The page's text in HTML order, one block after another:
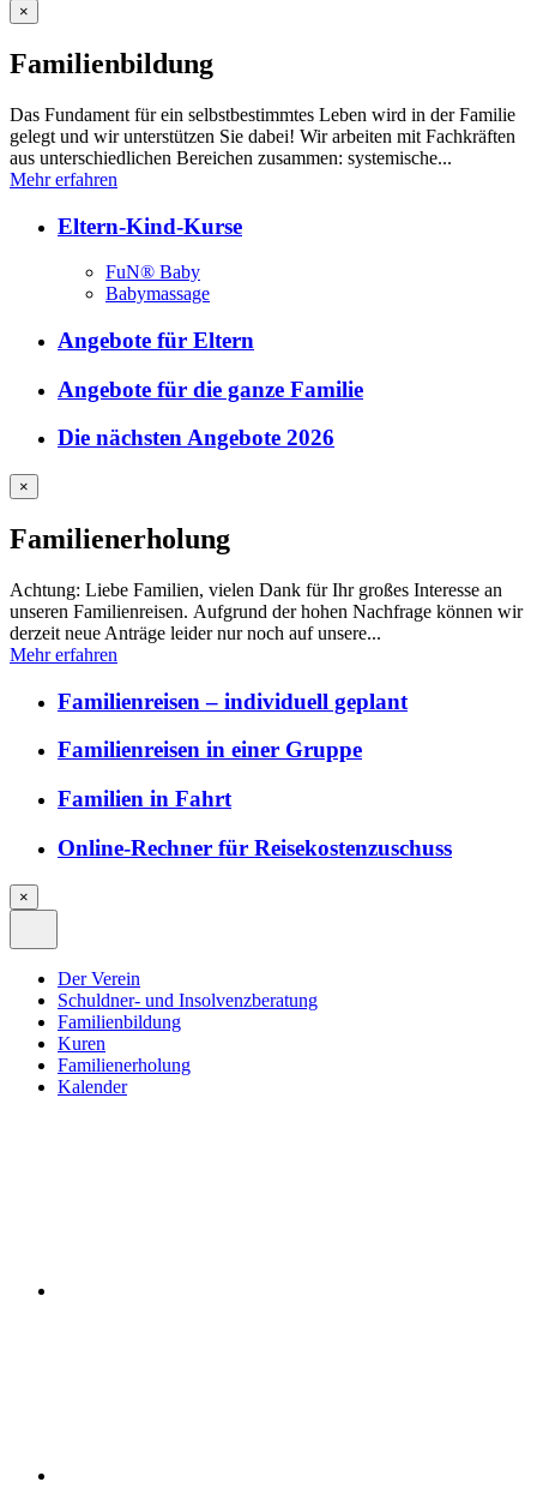
×
Familienbildung
Das Fundament für ein selbstbestimmtes Leben wird in der Familie
gelegt und wir unterstützen Sie dabei! Wir arbeiten mit Fachkräften
aus unterschiedlichen Bereichen zusammen: systemische...
Mehr erfahren
Eltern-Kind-Kurse
FuN® Baby
Babymassage
Angebote für Eltern
Angebote für die ganze Familie
Die nächsten Angebote 2026
×
Familienerholung
Achtung: Liebe Familien, vielen Dank für Ihr großes Interesse an
unseren Familienreisen. Aufgrund der hohen Nachfrage können wir
derzeit neue Anträge leider nur noch auf unsere...
Mehr erfahren
Familienreisen – individuell geplant
Familienreisen in einer Gruppe
Familien in Fahrt
Online-Rechner für Reisekostenzuschuss
×
Site
Navigation
Der Verein
Schuldner- und Insolvenzberatung
Familienbildung
Kuren
Familienerholung
Kalender